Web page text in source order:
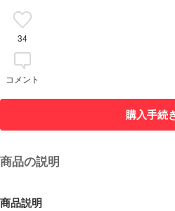
34
コメント
購入手続
商品の説明
商品説明